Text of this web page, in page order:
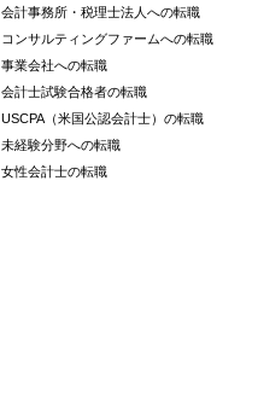
会計事務所・税理士法人への転職
コンサルティングファームへの転職
事業会社への転職
会計士試験合格者の転職
USCPA（米国公認会計士）の転職
未経験分野への転職
女性会計士の転職